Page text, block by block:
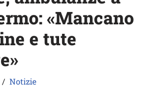
«Mancano
e tute
Notizie